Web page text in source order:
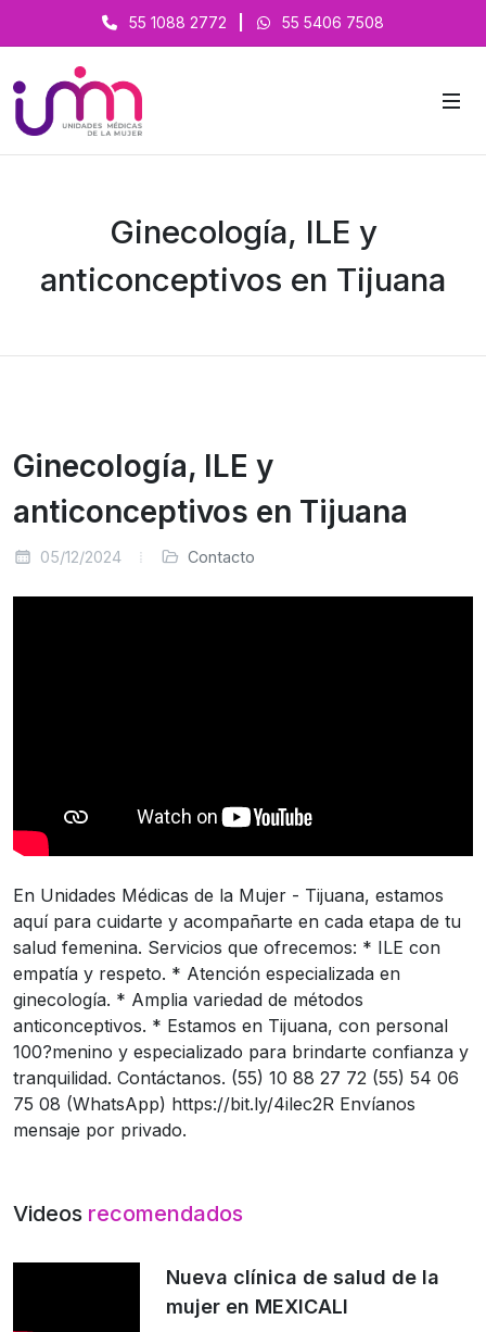
55 1088 2772 55 5406 7508
Ginecología, ILE y
anticonceptivos en Tijuana
Ginecología, ILE y
anticonceptivos en Tijuana
05/12/2024 Contacto
En Unidades Médicas de la Mujer - Tijuana, estamos
aquí para cuidarte y acompañarte en cada etapa de tu
salud femenina. Servicios que ofrecemos: * ILE con
empatía y respeto. * Atención especializada en
ginecología. * Amplia variedad de métodos
anticonceptivos. * Estamos en Tijuana, con personal
100?menino y especializado para brindarte confianza y
tranquilidad. Contáctanos. (55) 10 88 27 72 (55) 54 06
75 08 (WhatsApp) https://bit.ly/4ilec2R Envíanos
mensaje por privado.
Videos recomendados
Nueva clínica de salud de la
mujer en MEXICALI